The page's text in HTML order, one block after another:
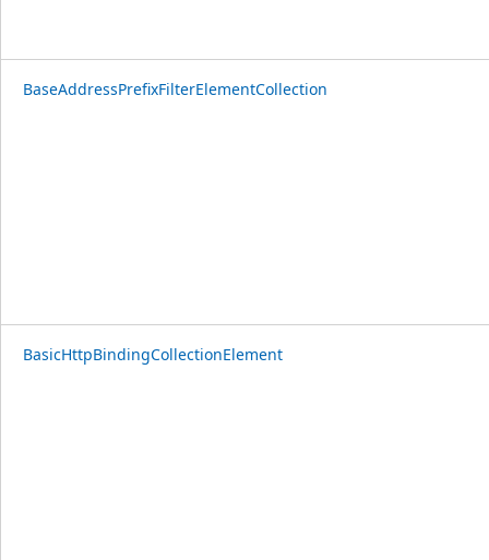
BaseAddressPrefixFilterElementCollection
BasicHttpBindingCollectionElement